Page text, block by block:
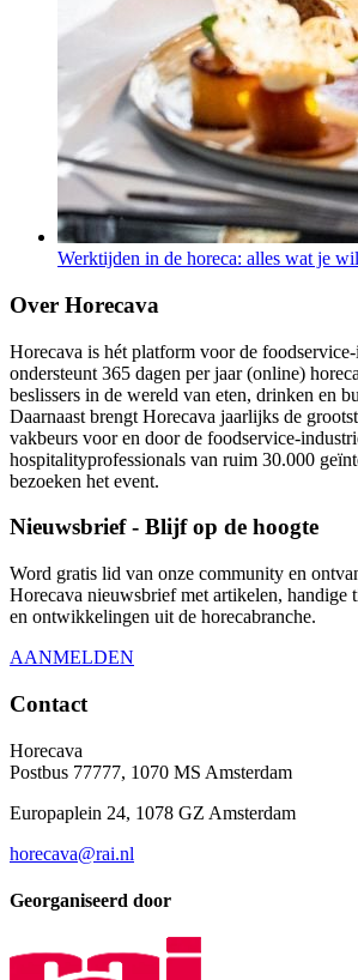
Werktijden in de horeca: alles wat je
Over Horecava
Horecava is hét platform voor de
ondersteunt 365 dagen per jaar (online)
beslissers in de wereld van eten, drinken en
Daarnaast brengt Horecava jaarlijks de
vakbeurs voor en door de foodservice-
hospitalityprofessionals van ruim 30.000
bezoeken het event.
Nieuwsbrief - Blijf op de hoogte
Word gratis lid van onze community en
Horecava nieuwsbrief met artikelen, handige
en ontwikkelingen uit de horecabranche.
AANMELDEN
Contact
Horecava
Postbus 77777, 1070 MS Amsterdam
Europaplein 24, 1078 GZ Amsterdam
horecava@rai.nl
Georganiseerd door